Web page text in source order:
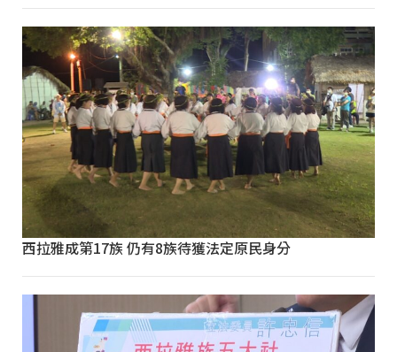
西拉雅成第17族 仍有8族待獲法定原民身分